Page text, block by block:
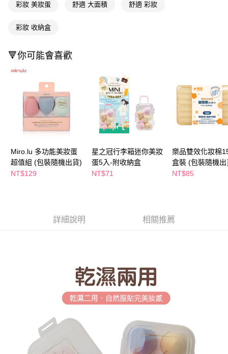
購買商品的店家。未經商家同意取消之訂單仍視為有效，需透過AFTEE先享
※ 交易是否成功請以「AFTEE先享後付 」之結帳頁面顯示為準，若有關於
１．透過由恩沛科技股份有限公司提供之「AFTEE先享後付」服務完成之交
易，需依本服務之必要範圍內提供個人資料，並將交易相關給付款項請求債
權轉讓予恩沛科技股份有限公司。
２．關於個人資料處理事宜，請瀏覽以下網址：
https://aftee.tw/terms/#terms3
３．未成年的使用者請事先徵得法定代理人或監護人之同意方可使用
「AFTEE先享後付」，若未經同意申辦者引起之損失，本公司不負相關責
時審查核予不同之上限額度；若仍有額度不足之情形，本公司將視審查結果
請求用戶進行身份認證。
５．嚴禁一人註冊多個帳號或使用他人資訊註冊。若發現惡意使用之情形，
每筆NT$65，滿NT$490(含以上)免運費
付款後萊爾富取貨
7-11取貨付款
每筆NT$65，滿NT$490(含以上)免運費
付款後7-11取貨
每筆NT$65，滿NT$490(含以上)免運費
宅配(本島)
付款後寶雅門市自取(由倉庫統一出貨)
每筆NT$80，滿NT$290(含以上)免運費
彩妝 美妝蛋 舒適 大面積 舒適 彩妝
彩妝 收納盒
🔻你可能會喜歡
Miro.lu 多功能美妝蛋
超值組 (包裝隨機出貨)
NT$129
星之冠行李箱迷你美妝
蛋5入-附收納盒
NT$71
樂品雙效化妝棉
盒裝 (包裝隨機出
NT$85
詳細說明 相關推薦